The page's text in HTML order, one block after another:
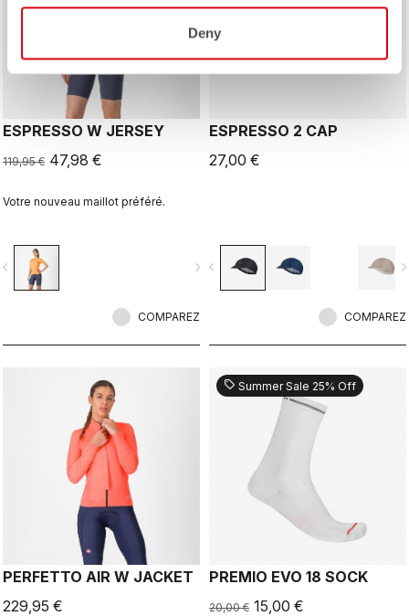
Deny
ESPRESSO W JERSEY
119,95 € 47,98 €
Votre nouveau maillot préféré.
navigate_next
COMPAREZ
ESPRESSO 2 CAP
27,00 €
navigate_before
COMPAREZ
PERFETTO AIR W JACKET
229,95 €
sell Summer Sale 25% Off
PREMIO EVO 18 SOCK
20,00 € 15,00 €